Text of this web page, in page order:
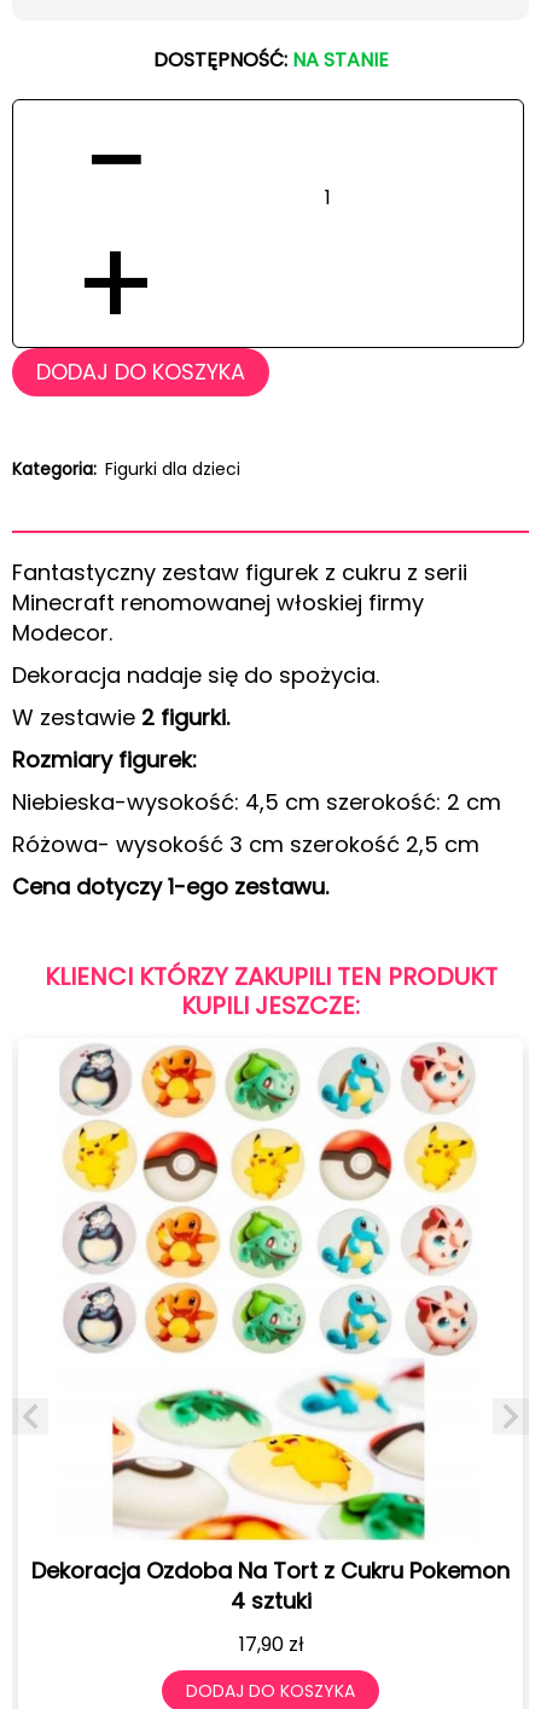
DOSTĘPNOŚĆ: NA STANIE
−
+
DODAJ DO KOSZYKA
Kategoria: Figurki dla dzieci
Fantastyczny zestaw figurek z cukru z serii
Minecraft renomowanej włoskiej firmy
Modecor.
Dekoracja nadaje się do spożycia.
W zestawie 2 figurki.
Rozmiary figurek:
Niebieska-wysokość: 4,5 cm szerokość: 2 cm
Różowa- wysokość 3 cm szerokość 2,5 cm
Cena dotyczy 1-ego zestawu.
KLIENCI KTÓRZY ZAKUPILI TEN PRODUKT
KUPILI JESZCZE:
Pokemon
Balony urodzinowe lateksowe
DODAJ DO KOSZYKA